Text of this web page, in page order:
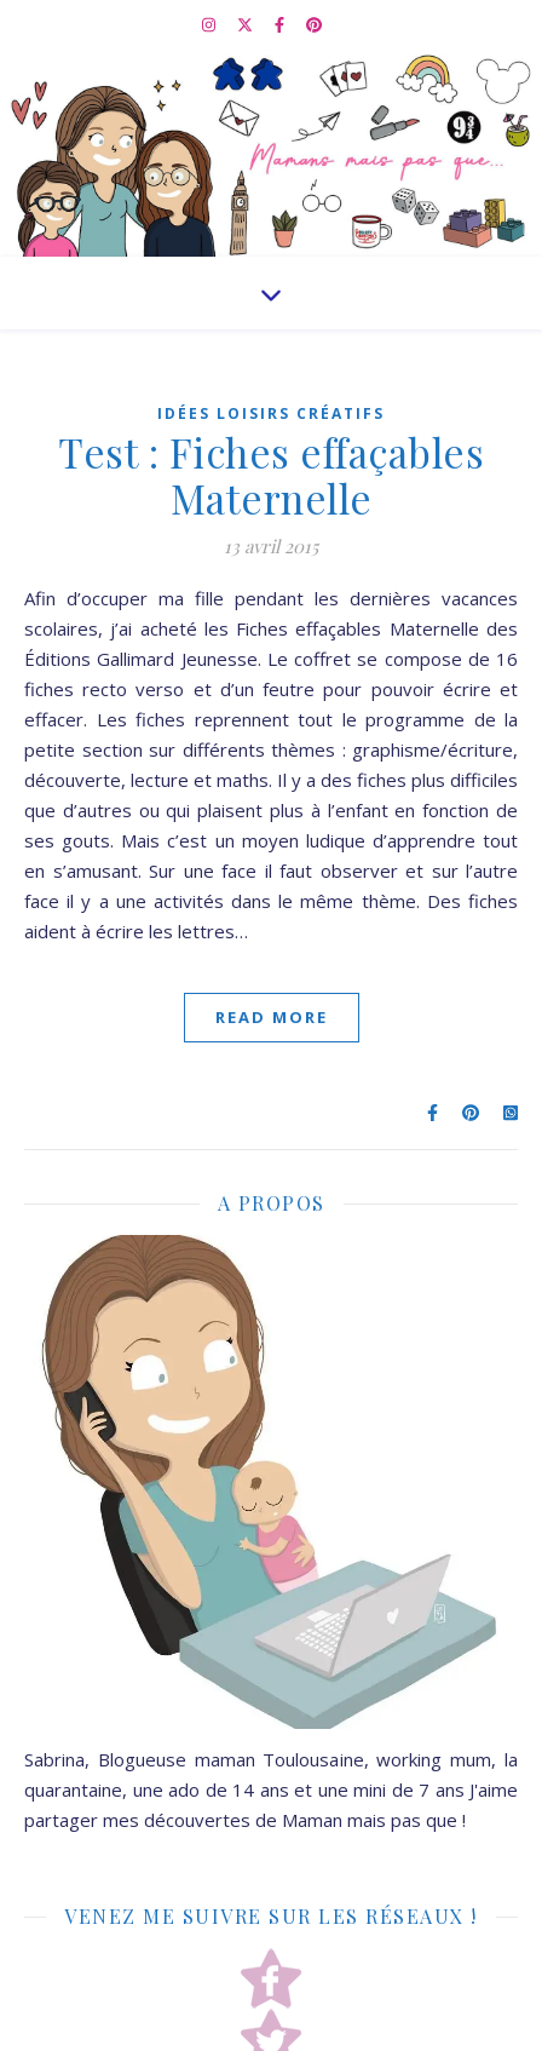
IDÉES LOISIRS CRÉATIFS
Test : Fiches effaçables
Maternelle
13 avril 2015
Afin d’occuper ma fille pendant les dernières vacances
scolaires, j’ai acheté les Fiches effaçables Maternelle des
Éditions Gallimard Jeunesse. Le coffret se compose de 16
fiches recto verso et d’un feutre pour pouvoir écrire et
effacer. Les fiches reprennent tout le programme de la
petite section sur différents thèmes : graphisme/écriture,
découverte, lecture et maths. Il y a des fiches plus difficiles
que d’autres ou qui plaisent plus à l’enfant en fonction de
ses gouts. Mais c’est un moyen ludique d’apprendre tout
en s’amusant. Sur une face il faut observer et sur l’autre
face il y a une activités dans le même thème. Des fiches
aident à écrire les lettres…
READ MORE
A PROPOS
Sabrina, Blogueuse maman Toulousaine, working mum, la
quarantaine, une ado de 14 ans et une mini de 7 ans J'aime
partager mes découvertes de Maman mais pas que !
VENEZ ME SUIVRE SUR LES RÉSEAUX !